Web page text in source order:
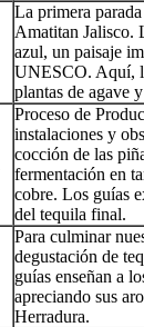
La primera
Amatitan Jalisco.
azul, un paisaje
UNESCO. Aquí,
plantas de agave
Proceso de
instalaciones y
cocción de las
fermentación en
cobre. Los guías
del tequila final.
Para culminar
degustación de
guías enseñan a
apreciando sus
Herradura.